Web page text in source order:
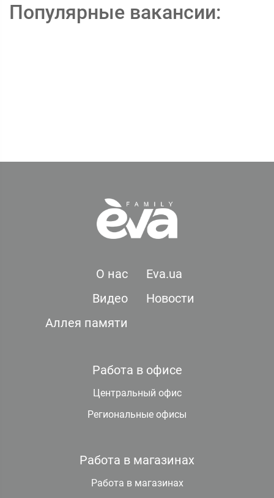
Популярные вакансии:
О нас
Eva.ua
Видео
Новости
Аллея памяти
Работа в офисе
Центральный офис
Региональные офисы
Работа в магазинах
Работа в магазинах